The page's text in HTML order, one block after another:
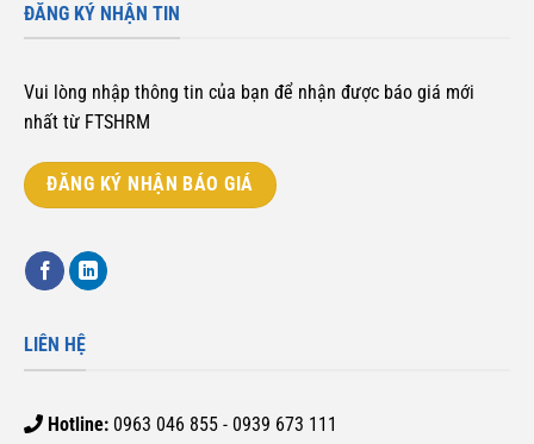
ĐĂNG KÝ NHẬN TIN
Vui lòng nhập thông tin của bạn để nhận được báo giá mới
nhất từ FTSHRM
ĐĂNG KÝ NHẬN BÁO GIÁ
LIÊN HỆ
Hotline:0963 046 855 - 0939 673 111